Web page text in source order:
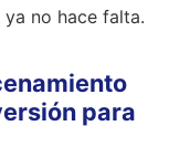
no hace falta.
para